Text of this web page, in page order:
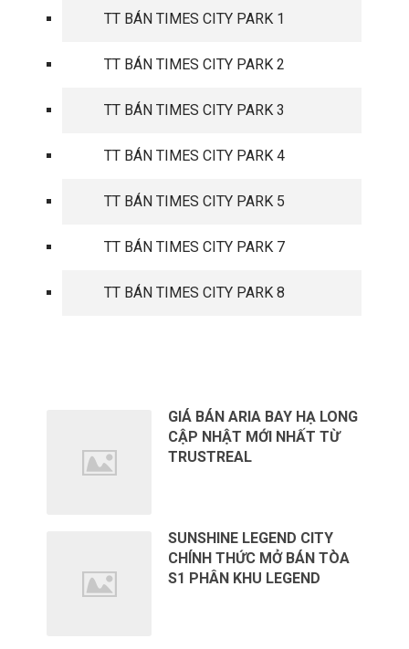
TT BÁN TIMES CITY PARK 1
TT BÁN TIMES CITY PARK 2
TT BÁN TIMES CITY PARK 3
TT BÁN TIMES CITY PARK 4
TT BÁN TIMES CITY PARK 5
TT BÁN TIMES CITY PARK 7
TT BÁN TIMES CITY PARK 8
GIÁ BÁN ARIA BAY HẠ LONG
CẬP NHẬT MỚI NHẤT TỪ
TRUSTREAL
SUNSHINE LEGEND CITY
CHÍNH THỨC MỞ BÁN TÒA
S1 PHÂN KHU LEGEND